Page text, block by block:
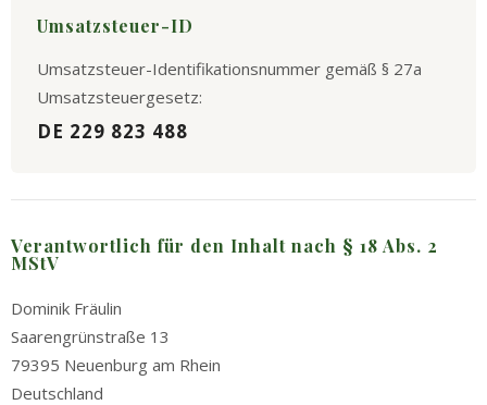
Umsatzsteuer-ID
Umsatzsteuer-Identifikationsnummer gemäß § 27a
Umsatzsteuergesetz:
DE 229 823 488
Verantwortlich für den Inhalt nach § 18 Abs. 2
MStV
Dominik Fräulin
Saarengrünstraße 13
79395 Neuenburg am Rhein
Deutschland